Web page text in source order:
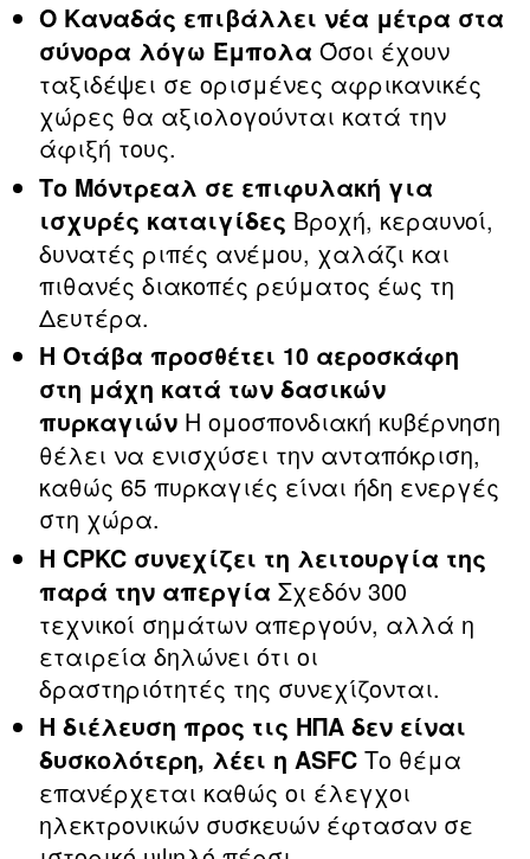
Ο Καναδάς επιβάλλει νέα μέτρα στα
σύνορα λόγω Έμπολα Όσοι έχουν
ταξιδέψει σε ορισμένες αφρικανικές
χώρες θα αξιολογούνται κατά την
άφιξή τους.
Το Μόντρεαλ σε επιφυλακή για
ισχυρές καταιγίδες Βροχή, κεραυνοί,
δυνατές ριπές ανέμου, χαλάζι και
πιθανές διακοπές ρεύματος έως τη
Δευτέρα.
Η Οτάβα προσθέτει 10 αεροσκάφη
στη μάχη κατά των δασικών
πυρκαγιών Η ομοσπονδιακή κυβέρνηση
θέλει να ενισχύσει την ανταπόκριση,
καθώς 65 πυρκαγιές είναι ήδη ενεργές
στη χώρα.
Η CPKC συνεχίζει τη λειτουργία της
παρά την απεργία Σχεδόν 300
τεχνικοί σημάτων απεργούν, αλλά η
εταιρεία δηλώνει ότι οι
δραστηριότητές της συνεχίζονται.
Η διέλευση προς τις ΗΠΑ δεν είναι
δυσκολότερη, λέει η ASFC Το θέμα
επανέρχεται καθώς οι έλεγχοι
ηλεκτρονικών συσκευών έφτασαν σε